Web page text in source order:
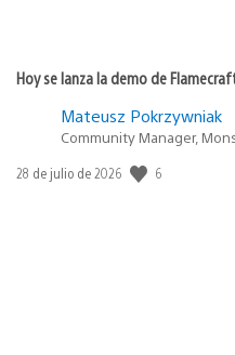
Hoy se lanza la demo de
Mateusz Pokrzywniak
Community Manager,
Fecha
28 de julio de 2026 6